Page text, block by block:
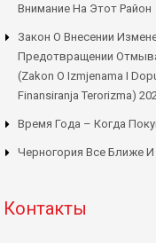
Внимание На Этот Район
Закон О Внесении
Предотвращении
(Zakon O Izmjenama I
Finansiranja Terorizma)
Время Года – Когда
Черногория Все Ближе
Контакты